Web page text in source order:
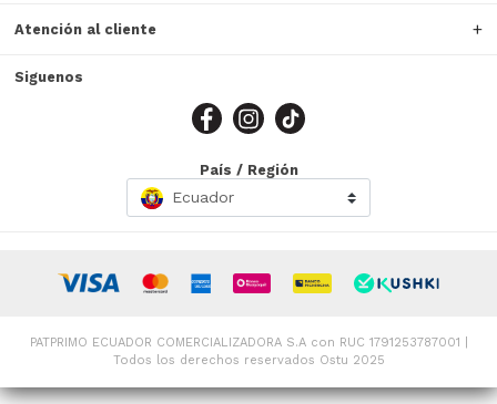
Atención al cliente
Siguenos
País / Región
Ecuador
PATPRIMO ECUADOR COMERCIALIZADORA S.A con RUC 1791253787001 |
Todos los derechos reservados Ostu 2025